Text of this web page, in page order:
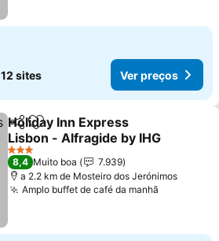
12 sites Ver preços
PartilharAdicionar aos favoritos
Holiday Inn Express
Lisbon - Alfragide by IHG
3 Estrelas
8,4 Muito boa
7.939
a 2.2 km de Mosteiro dos Jerónimos
Amplo buffet de café da manhã